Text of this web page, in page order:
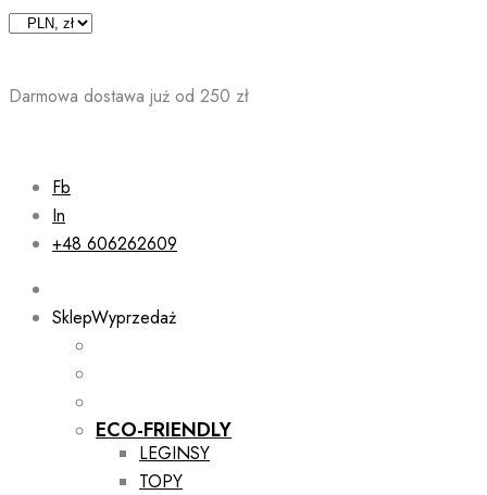
Skip
Darmowa dostawa już od 250 zł
Fb
In
+48 606262609
SklepWyprzedaż
ECO-FRIENDLY
LEGINSY
TOPY